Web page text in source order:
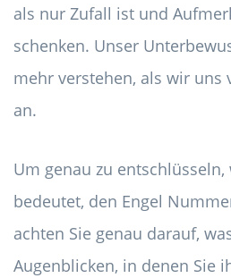
als nur Zufall ist und
schenken. Unser
mehr verstehen, als wir uns
an.
Um genau zu entschlüsseln,
bedeutet, den Engel
achten Sie genau darauf,
Augenblicken, in denen Sie